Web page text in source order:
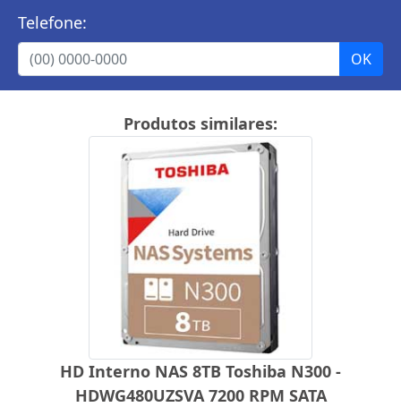
Telefone:
Produtos similares:
HD Interno NAS 8TB Toshiba N300 -
HDWG480UZSVA 7200 RPM SATA